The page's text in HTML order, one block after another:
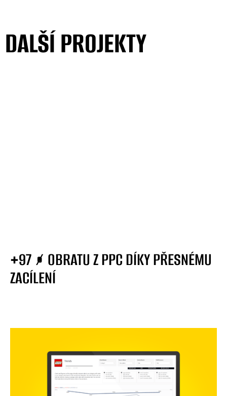
DALŠÍ PROJEKTY
+97 % OBRATU Z PPC DÍKY PŘESNÉMU
ZACÍLENÍ